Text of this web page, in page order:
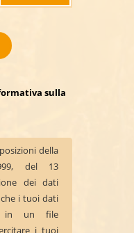
sulla
della
del 13
dei dati
i tuoi dati
in un file
i tuoi